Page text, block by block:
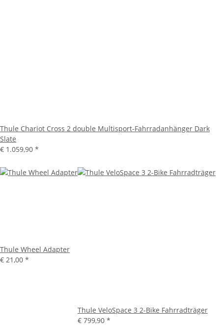
Thule Chariot Cross 2 double Multisport-Fahrradanhänger Dark
Slate
€ 1.059,90 *
Thule Wheel Adapter
€ 21,00 *
Thule VeloSpace 3 2-Bike Fahrradträger
€ 799,90 *